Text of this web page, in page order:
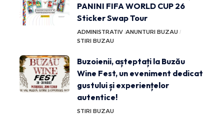
PANINI FIFA WORLD CUP 26
Sticker Swap Tour
ADMINISTRATIV ANUNTURI BUZAU
STIRI BUZAU
Buzoienii, așteptați la Buzău
Wine Fest, un eveniment dedicat
gustului și experiențelor
autentice!
STIRI BUZAU